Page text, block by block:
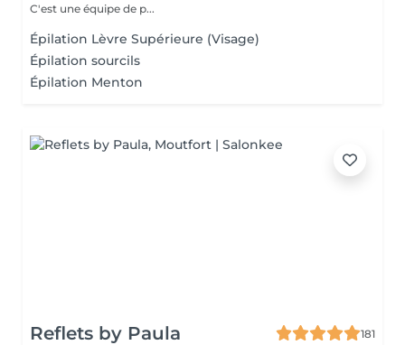
C'est une équipe de p...
Épilation Lèvre Supérieure (Visage)
Épilation sourcils
Épilation Menton
Reflets by Paula
181